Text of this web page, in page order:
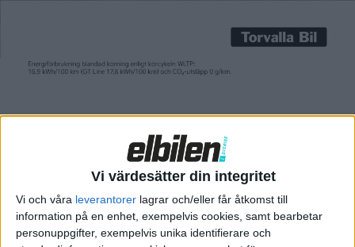
Vi värdesätter din integritet
Vi och våra leverantorer lagrar och/eller får åtkomst till
information på en enhet, exempelvis cookies, samt bearbetar
personuppgifter, exempelvis unika identifierare och
Hur stor andel av alla fyrhjulsdrivna suvar som aldrig utsätts
för mer än asfalterade vägar och stadstrafik är det ingen som
Med pickup-modellen R1T och även suven R1S vill amerikanska
Rivian ändå rikta sig till förare som är sugna på kombinationen
av äventyr och eldrift. Det utannonerade egna laddnätverket i
Nordamerika innefattar bland annat laddstationer i
anslutning till populära utflyktsmål i naturen.